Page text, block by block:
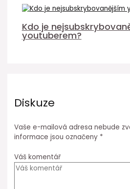
Kdo je
youtuberem?
Diskuze
Vaše e-mailová adresa nebude
informace jsou označeny *
Váš komentář